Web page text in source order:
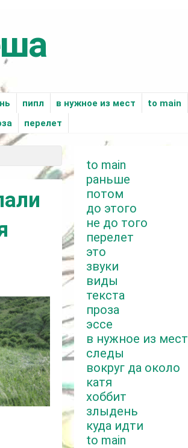
пипл в нужное из мест to main
перелет
to main
раньше
потом
до этого
не до того
перелет
это
звуки
виды
текста
проза
эссе
в нужное из мест
следы
вокруг да около
катя
хоббит
злыдень
куда идти
to main